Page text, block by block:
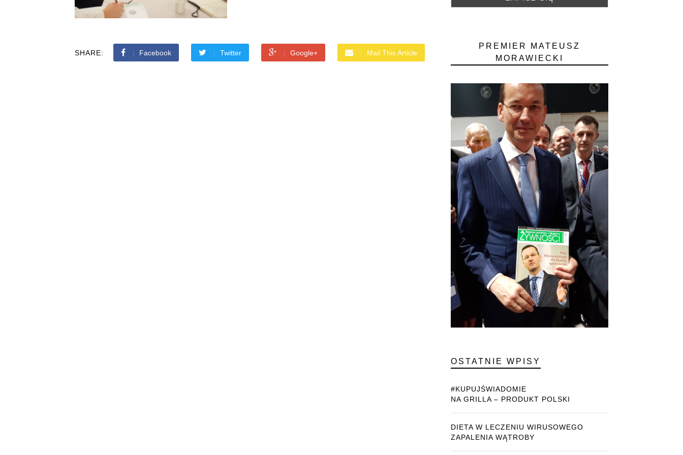
SHARE: Facebook Twitter Google+ Mail This Article
PREMIER MATEUSZ
MORAWIECKI
OSTATNIE WPISY
#KUPUJŚWIADOMIE
NA GRILLA – PRODUKT POLSKI
DIETA W LECZENIU WIRUSOWEGO
ZAPALENIA WĄTROBY